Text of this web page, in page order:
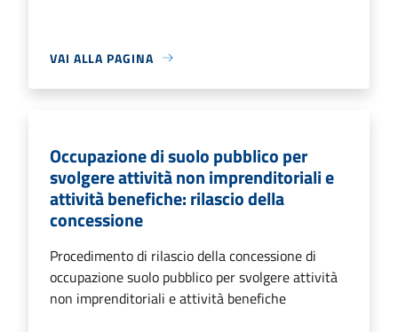
VAI ALLA PAGINA
Occupazione di suolo pubblico per
svolgere attività non imprenditoriali e
attività benefiche: rilascio della
concessione
Procedimento di rilascio della concessione di
occupazione suolo pubblico per svolgere attività
non imprenditoriali e attività benefiche